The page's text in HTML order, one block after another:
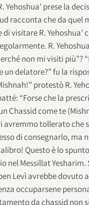
prese la
racconta che da quel
visitare R. Yehoshua’
R.
non mi visiti più”?
un delatore?” fu la
protestò R.
“Forse che la
Chassid come te
avremmo tollerato che
di consegnarlo, ma
Questo è lo
nel Messillat Yesharim.
Levì avrebbe dovuto
occuparsene
da chassid non